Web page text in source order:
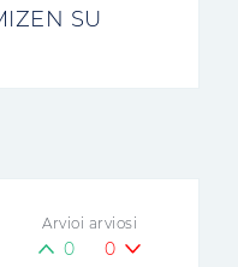
SU
Arvioi arviosi
0 0